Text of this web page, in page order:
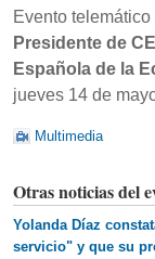
Evento telemático
Presidente de
Española de la
jueves 14 de
Multimedia
Otras noticias del
Yolanda Díaz
servicio" y que su